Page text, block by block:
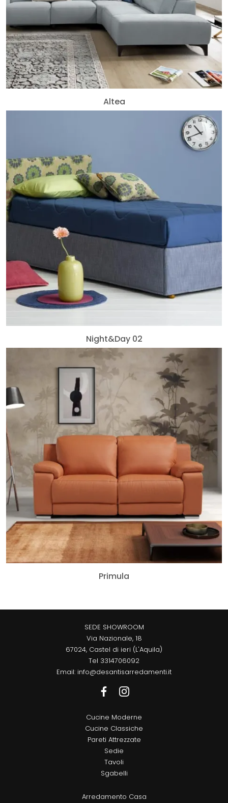
Altea
Night&Day 02
Primula
SEDE SHOWROOM
Via Nazionale, 18
67024, Castel di ieri (L'Aquila)
Tel 3314706092
Email: info@desantisarredamenti.it
Cucine Moderne
Cucine Classiche
Pareti Attrezzate
Sedie
Tavoli
Sgabelli
Arredamento Casa